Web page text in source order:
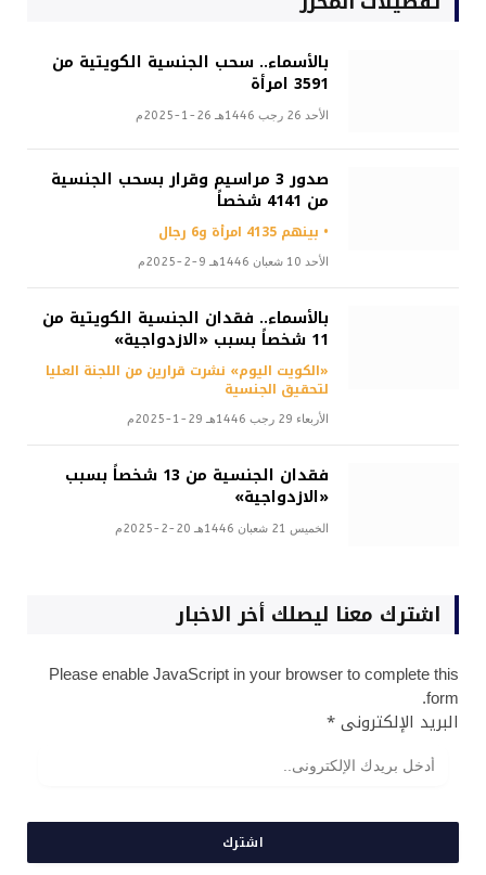
بالأسماء.. سحب الجنسية الكويتية من
3591 امرأة
الأحد 26 رجب 1446هـ 26-1-2025م
صدور 3 مراسيم وقرار بسحب الجنسية
من 4141 شخصاً
• بينهم 4135 امرأة و6 رجال
الأحد 10 شعبان 1446هـ 9-2-2025م
بالأسماء.. فقدان الجنسية الكويتية من
11 شخصاً بسبب «الازدواجية»
«الكويت اليوم» نشرت قرارين من اللجنة العليا
لتحقيق الجنسية
الأربعاء 29 رجب 1446هـ 29-1-2025م
فقدان الجنسية من 13 شخصاً بسبب
«الازدواجية»
الخميس 21 شعبان 1446هـ 20-2-2025م
اشترك معنا ليصلك أخر الاخبار
Please enable JavaScript in your browser to complete this
form.
البريد الإلكترونى*
اشترك